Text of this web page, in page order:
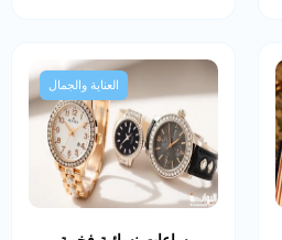
العناية والجمال